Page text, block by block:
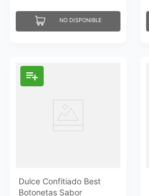
NO DISPONIBLE
Dulce Confitiado Best
Botonetas Sabor